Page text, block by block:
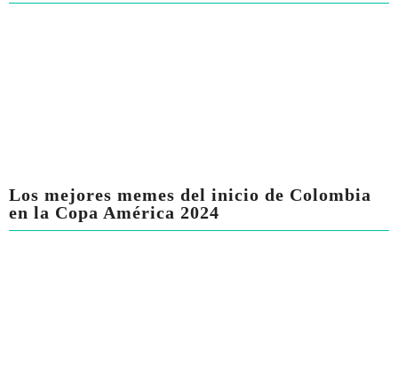
Los mejores memes del inicio de Colombia
en la Copa América 2024